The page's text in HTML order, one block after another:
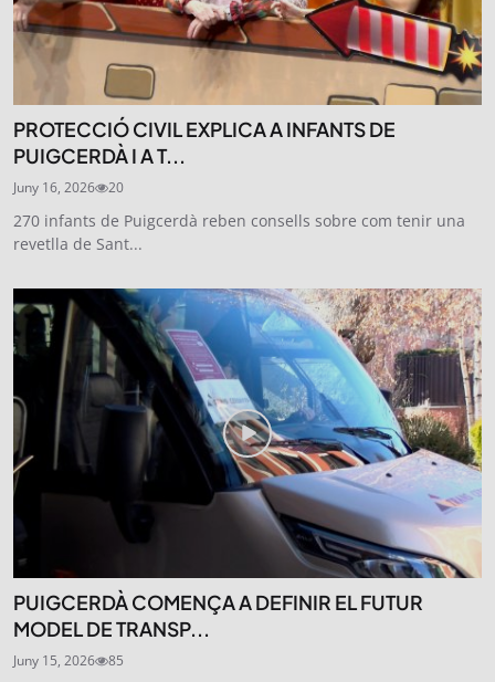
PROTECCIÓ CIVIL EXPLICA A INFANTS DE
PUIGCERDÀ I A T...
Juny 16, 2026 20
270 infants de Puigcerdà reben consells sobre com tenir una
revetlla de Sant...
PUIGCERDÀ COMENÇA A DEFINIR EL FUTUR
MODEL DE TRANSP...
Juny 15, 2026 85